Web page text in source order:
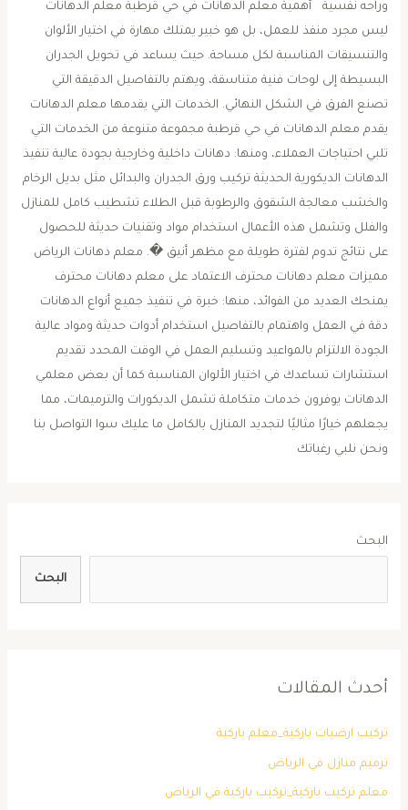
وراحه نفسية أهمية معلم الدهانات في حي قرطبة معلم الدهانات
ليس مجرد منفذ للعمل، بل هو خبير يمتلك مهارة في اختيار الألوان
والتنسيقات المناسبة لكل مساحة. حيث يساعد في تحويل الجدران
البسيطة إلى لوحات فنية متناسقة، ويهتم بالتفاصيل الدقيقة التي
تصنع الفرق في الشكل النهائي. الخدمات التي يقدمها معلم الدهانات
يقدم معلم الدهانات في حي قرطبة مجموعة متنوعة من الخدمات التي
تلبي احتياجات العملاء، ومنها: دهانات داخلية وخارجية بجودة عالية تنفيذ
الدهانات الديكورية الحديثة تركيب ورق الجدران والبدائل مثل بديل الرخام
والخشب معالجة الشقوق والرطوبة قبل الطلاء تشطيب كامل للمنازل
والفلل وتشمل هذه الأعمال استخدام مواد وتقنيات حديثة للحصول
على نتائج تدوم لفترة طويلة مع مظهر أنيق �. معلم دهانات الرياض
مميزات معلم دهانات محترف الاعتماد على معلم دهانات محترف
يمنحك العديد من الفوائد، منها: خبرة في تنفيذ جميع أنواع الدهانات
دقة في العمل واهتمام بالتفاصيل استخدام أدوات حديثة ومواد عالية
الجودة الالتزام بالمواعيد وتسليم العمل في الوقت المحدد تقديم
استشارات تساعدك في اختيار الألوان المناسبة كما أن بعض معلمي
الدهانات يوفرون خدمات متكاملة تشمل الديكورات والترميمات، مما
يجعلهم خيارًا مثاليًا لتجديد المنازل بالكامل ما عليك سوا التواصل بنا
ونحن نلبي رغباتك
البحث
البحث
أحدث المقالات
تركيب ارضيات باركية_معلم باركية
ترميم منازل في الرياض
معلم تركيب باركية_تركيب باركية في الرياض